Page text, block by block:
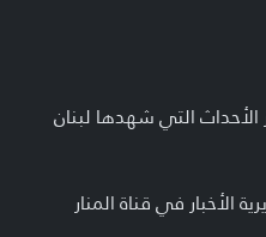
الأحداث التي شهدها لبنان
الأخبار في قناة المنار